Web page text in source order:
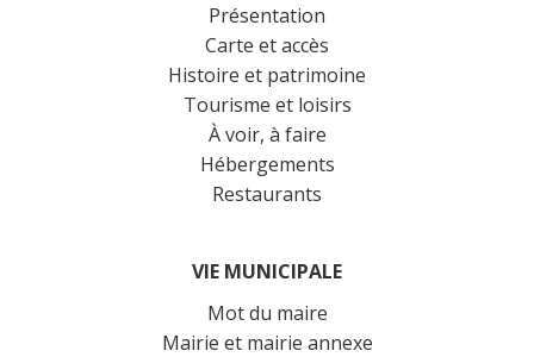
Présentation
Carte et accès
Histoire et patrimoine
Tourisme et loisirs
À voir, à faire
Hébergements
Restaurants
VIE MUNICIPALE
Mot du maire
Mairie et mairie annexe